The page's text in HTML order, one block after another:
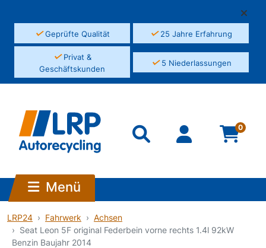
✓Geprüfte Qualität ✓25 Jahre Erfahrung
✓Privat &
Geschäftskunden
✓5 Niederlassungen
0
Menü
LRP24 Fahrwerk
Achsen
Seat Leon 5F original Federbein vorne rechts 1.4l 92kW
Benzin Baujahr 2014